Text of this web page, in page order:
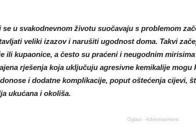
se u svakodnevnom životu suočavaju s problemom
veliki izazov i narušiti ugodnost doma. Takvi
ili kupaonice, a često su praćeni i neugodnim
rješenja koja uključuju agresivne kemikalije
i dodatne komplikacije, poput oštećenja cijevi,
ukućana i okoliša.
Oglasi - Advertisement